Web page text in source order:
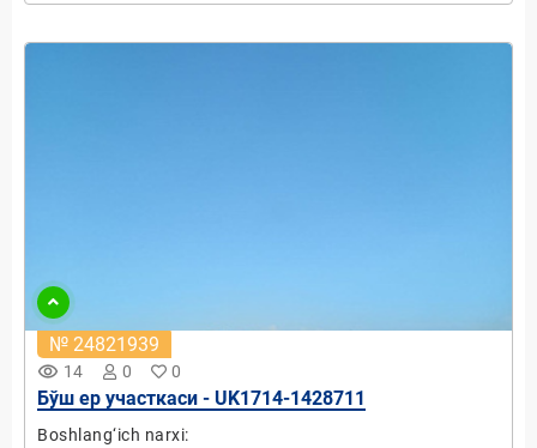
remove_red_eye 14 0 0
№ 24821939
Бўш ер участкаси - UK1714-1428711
Boshlang‘ich narxi: